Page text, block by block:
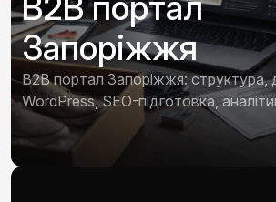
Запоріжжя
B2B портал Запоріжжя: структура,
WordPress, SEO-підготовка,